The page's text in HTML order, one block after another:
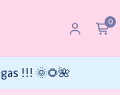
0
!!! 🌞🌻🌺